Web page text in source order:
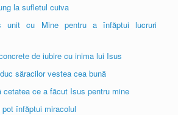
la sufletul cuiva
unit cu Mine pentru a înfăptui lucruri
de iubire cu inima lui Isus
săracilor vestea cea bună
ce a făcut Isus pentru mine
înfăptui miracolul